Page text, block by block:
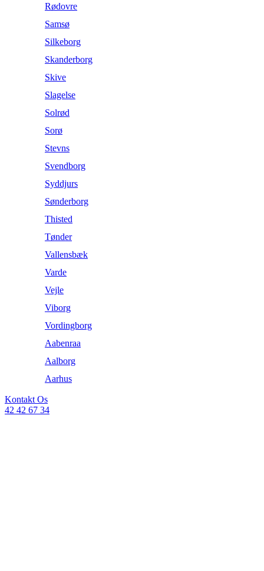
Rødovre
Samsø
Silkeborg
Skanderborg
Skive
Slagelse
Solrød
Sorø
Stevns
Svendborg
Syddjurs
Sønderborg
Thisted
Tønder
Vallensbæk
Varde
Vejle
Viborg
Vordingborg
Aabenraa
Aalborg
Aarhus
Kontakt Os
42 42 67 34